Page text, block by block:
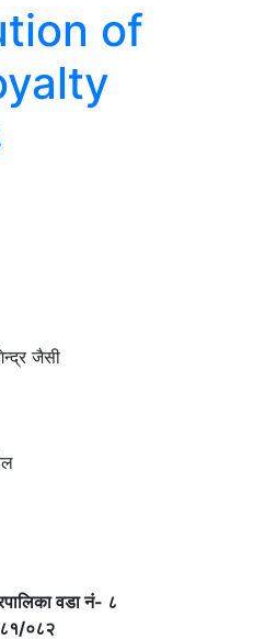
of
जैसी
वडा नं- ८
०८२